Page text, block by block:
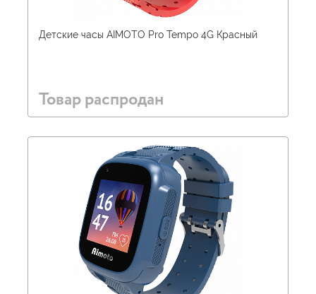
Детские часы AIMOTO Pro Tempo 4G Красный
Товар распродан